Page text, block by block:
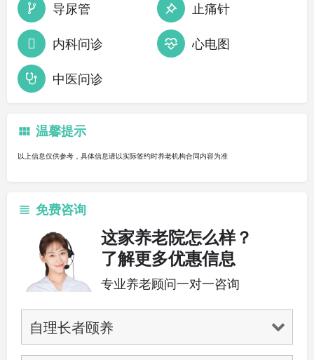
导尿管 止痛针
内科问诊 心电图
中医问诊
温馨提示
以上信息仅供参考，具体信息请以实际签约时养老机构合同内容为准
免费咨询
这家养老院怎么样？
了解更多优惠信息
专业养老顾问一对一咨询